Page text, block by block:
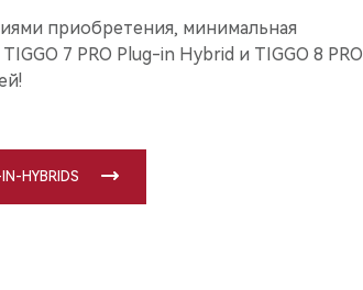
приобретения, минимальная
7 PRO Plug-in Hybrid и TIGGO 8 PRO
HYBRIDS